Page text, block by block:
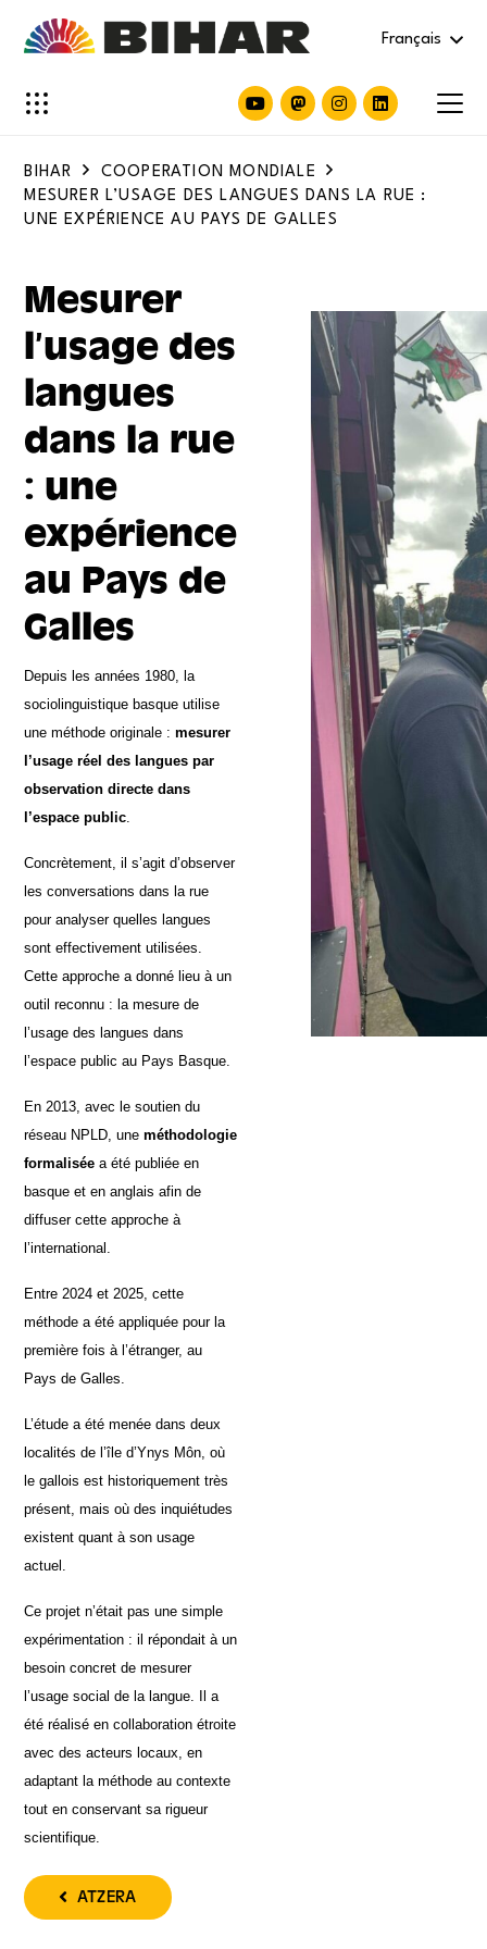
Français
BIHAR
COOPERATION MONDIALE
MESURER L’USAGE DES LANGUES DANS LA RUE :
UNE EXPÉRIENCE AU PAYS DE GALLES
Mesurer
l’usage des
langues
dans la rue
: une
expérience
au Pays de
Galles
Depuis les années 1980, la
sociolinguistique basque utilise
une méthode originale :mesurer
l’usage réel des langues par
observation directe dans
l’espace public.
Concrètement, il s’agit d’observer
les conversations dans la rue
pour analyser quelles langues
sont effectivement utilisées.
Cette approche a donné lieu à un
outil reconnu : la mesure de
l’usage des langues dans
l’espace public au Pays Basque.
En 2013, avec le soutien du
réseau NPLD, uneméthodologie
formalisée a été publiée en
basque et en anglais afin de
diffuser cette approche à
l’international.
Entre 2024 et 2025, cette
méthode a été appliquée pour la
première fois à l’étranger, au
Pays de Galles.
L’étude a été menée dans deux
localités de l’île d’Ynys Môn, où
le gallois est historiquement très
présent, mais où des inquiétudes
existent quant à son usage
actuel.
Ce projet n’était pas une simple
expérimentation : il répondait à un
besoin concret de mesurer
l’usage social de la langue. Il a
été réalisé en collaboration étroite
avec des acteurs locaux, en
adaptant la méthode au contexte
tout en conservant sa rigueur
scientifique.
ATZERA